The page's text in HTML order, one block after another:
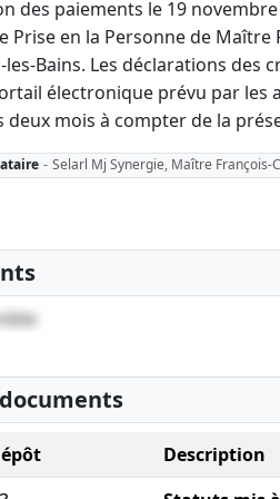
des paiements le 19
Prise en la Personne de
Bains. Les déclarations des
électronique prévu par les
deux mois à compter de la
- Selarl Mj Synergie, Maître François-
Description